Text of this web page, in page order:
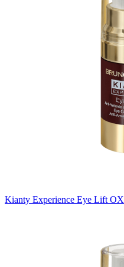
Kianty Experience Eye Lift OX